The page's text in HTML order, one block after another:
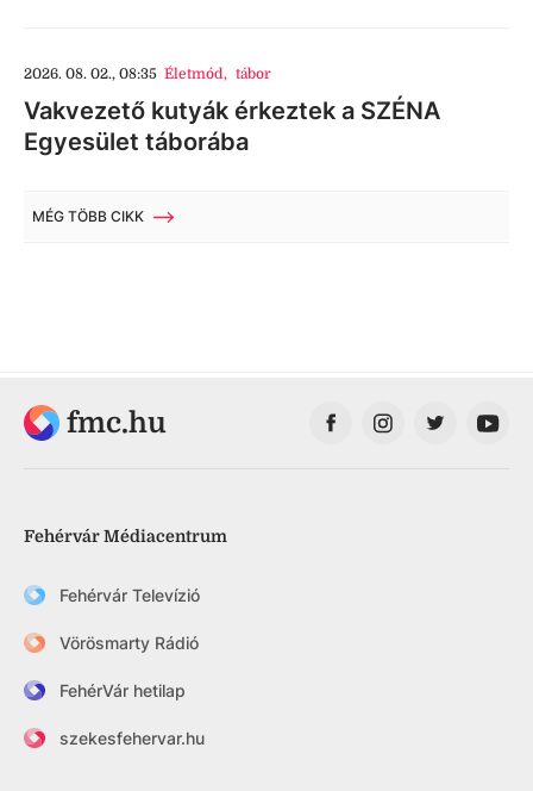
2026. 08. 02., 08:35 Életmód, tábor
Vakvezető kutyák érkeztek a SZÉNA
Egyesület táborába
MÉG TÖBB CIKK
fmc.hu
Fehérvár Médiacentrum
Fehérvár Televízió
Vörösmarty Rádió
FehérVár hetilap
szekesfehervar.hu